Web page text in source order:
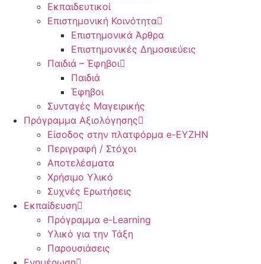
Εκπαιδευτικοί
Επιστημονική Κοινότητα
Επιστημονικά Άρθρα
Επιστημονικές Δημοσιεύεις
Παιδιά – Έφηβοι
Παιδιά
Έφηβοι
Συνταγές Μαγειρικής
Πρόγραμμα Αξιολόγησης
Είσοδος στην πλατφόρμα e-EYZHN
Περιγραφή / Στόχοι
Αποτελέσματα
Χρήσιμο Υλικό
Συχνές Ερωτήσεις
Εκπαίδευση
Πρόγραμμα e-Learning
Υλικό για την Τάξη
Παρουσιάσεις